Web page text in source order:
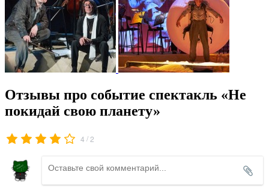
Отзывы про событие спектакль «Не
покидай свою планету»
4 /2